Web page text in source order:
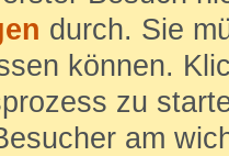
durch. Sie
können.
zu
am